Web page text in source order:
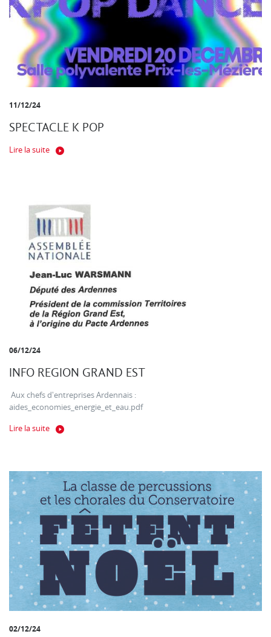
11/12/24
SPECTACLE K POP
Lire la suite
06/12/24
INFO REGION GRAND EST
Aux chefs d'entreprises Ardennais :
aides_economies_energie_et_eau.pdf
Lire la suite
02/12/24